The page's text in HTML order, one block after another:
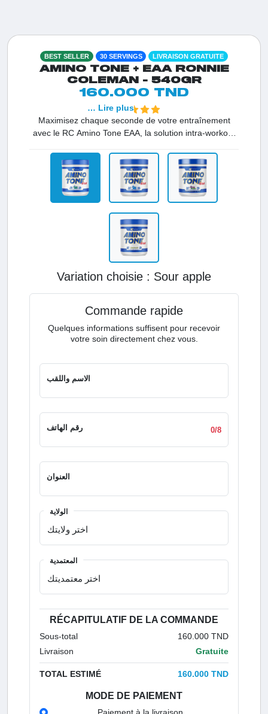
BEST SELLER 30 SERVINGS LIVRAISON GRATUITE
AMINO TONE + EAA RONNIE
COLEMAN - 540GR
160.000 TND
Maximisez chaque seconde de votre entraînement
avec le RC Amino Tone EAA, la solution intra-workout
simple mélange d'acides aminés, Amino Tone EAA agit
sur quatre piliers fondamentaux de la performance.
Avec 14g de BCAA et EAA instantanés, il stoppe
instantanément le catabolisme et booste la synthèse
stocks d'électrolytes pour éviter les crampes, tandis
que son mélange brûle-graisse sans stimulant sculpte
votre silhouette. C’est l’outil de haute qualité pour ceux
qui visent une performance maximale et une vitalité
constante.
… Lire plus
Variation choisie : sour apple
Commande rapide
Quelques informations suffisent pour recevoir
votre soin directement chez vous.
الاسم واللقب
رقم الهاتف 0/8
العنوان
الولاية
المعتمدية
RÉCAPITULATIF DE LA COMMANDE
Sous-total
160.000 TND
Livraison
Gratuite
TOTAL ESTIMÉ 160.000 TND
MODE DE PAIEMENT